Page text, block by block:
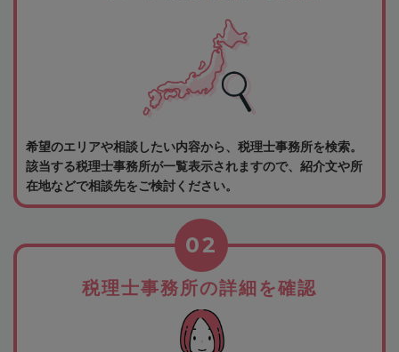
希望のエリアや相談したい内容から、税理士事務所を検索。
該当する税理士事務所が一覧表示されますので、紹介文や所
在地などで相談先をご検討ください。
税理士事務所の詳細を確認
02